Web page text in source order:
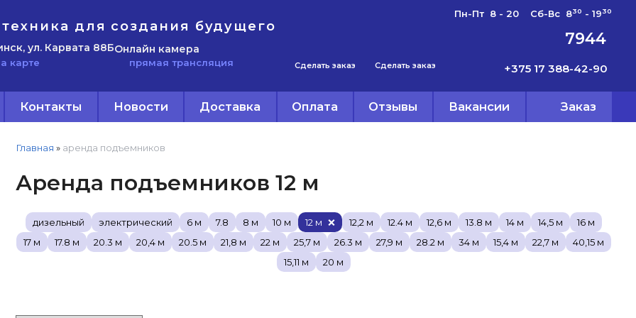
для создания будущего
ул. Карвата 88Б
карте
Онлайн камера
прямая трансляция Сделать заказ Сделать заказ
Пн-Пт 8 - 20 Сб-Вс 830 - 1930
7944
+375 17 388-42-90
Контакты Новости Доставка Оплата Отзывы Вакансии Заказ
Главная » аренда подъемников
Аренда подъемников 12 м
дизельный электрический 6 м 7.8 8 м 10 м 12 м 12,2 м 12.4 м 12,6 м 13.8 м 14 м 14,5 м
16 м
17 м
17.8 м 20.3 м 20,4 м 20.5 м 21,8 м 22 м 25,7 м 26.3 м 27,9 м 28.2 м 34 м 15,4 м 22,7 м
40,15 м
15,11 м
20 м